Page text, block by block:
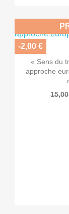

« Sens du
approche
-2,00 €